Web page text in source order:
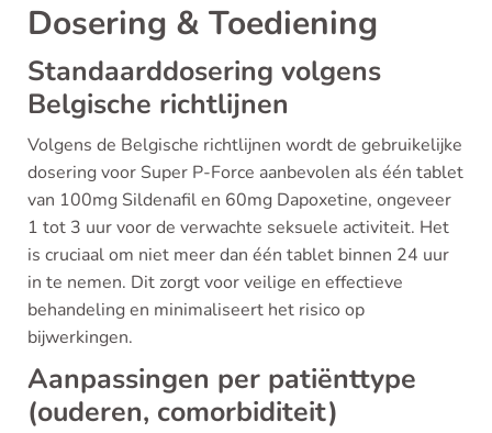
Dosering & Toediening
Standaarddosering volgens
Belgische richtlijnen
Volgens de Belgische richtlijnen wordt de gebruikelijke
dosering voor Super P-Force aanbevolen als één tablet
van 100mg Sildenafil en 60mg Dapoxetine, ongeveer
1 tot 3 uur voor de verwachte seksuele activiteit. Het
is cruciaal om niet meer dan één tablet binnen 24 uur
in te nemen. Dit zorgt voor veilige en effectieve
behandeling en minimaliseert het risico op
bijwerkingen.
Aanpassingen per patiënttype
(ouderen, comorbiditeit)